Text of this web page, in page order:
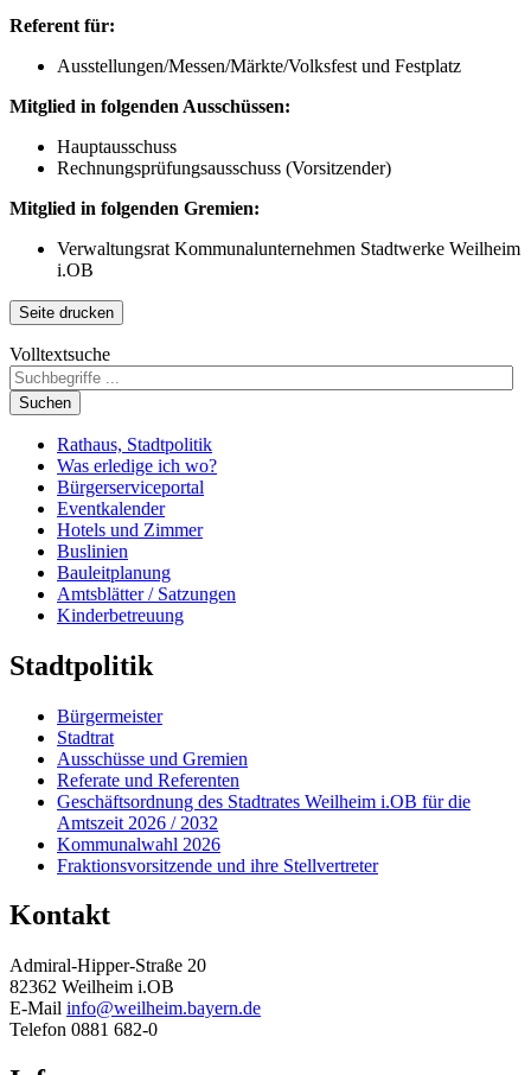
Referent für:
Ausstellungen/Messen/Märkte/Volksfest und Festplatz
Mitglied in folgenden Ausschüssen:
Hauptausschuss
Rechnungsprüfungsausschuss (Vorsitzender)
Mitglied in folgenden Gremien:
Verwaltungsrat Kommunalunternehmen Stadtwerke Weilheim
i.OB
Seite drucken
Volltextsuche
Suchen
Rathaus, Stadtpolitik
Was erledige ich wo?
Bürgerserviceportal
Eventkalender
Hotels und Zimmer
Buslinien
Bauleitplanung
Amtsblätter / Satzungen
Kinderbetreuung
Stadtpolitik
Bürgermeister
Stadtrat
Ausschüsse und Gremien
Referate und Referenten
Geschäftsordnung des Stadtrates Weilheim i.OB für die
Amtszeit 2026 / 2032
Kommunalwahl 2026
Fraktionsvorsitzende und ihre Stellvertreter
Kontakt
Admiral-Hipper-Straße 20
82362 Weilheim i.OB
E-Mail info@weilheim.bayern.de
Telefon 0881 682-0